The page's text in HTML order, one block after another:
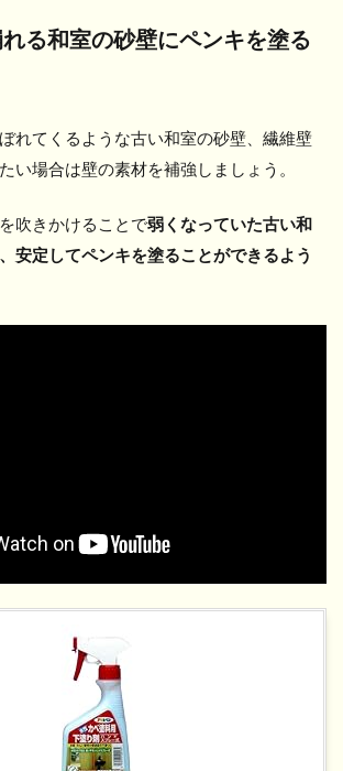
る和室の砂壁にペンキを塗る
れてくるような古い和室の砂壁、繊維壁
い場合は壁の素材を補強しましょう。
吹きかけることで弱くなっていた古い和
安定してペンキを塗ることができるよう